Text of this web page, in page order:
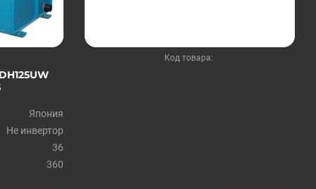
Япония
Не инвертор
36
360
Код товара: